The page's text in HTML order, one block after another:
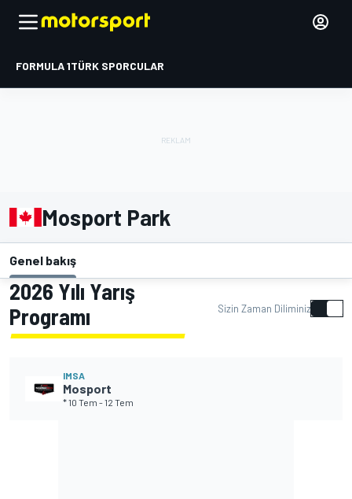
FORMULA 1TÜRK SPORCULAR
Mosport Park
Genel bakış
2026 Yılı Yarış
Programı
Sizin Zaman Diliminiz
IMSA
Mosport
* 10 Tem -12 Tem